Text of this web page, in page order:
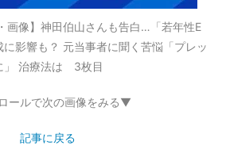
画像】神田伯山さんも告白…「若年性E
影響も？ 元当事者に聞く苦悩「プレッ
」 治療法は 3枚目
ールで次の画像をみる▼
記事に戻る